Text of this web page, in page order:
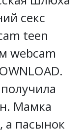
секс
teen
webcam
Мамка
а пасынок